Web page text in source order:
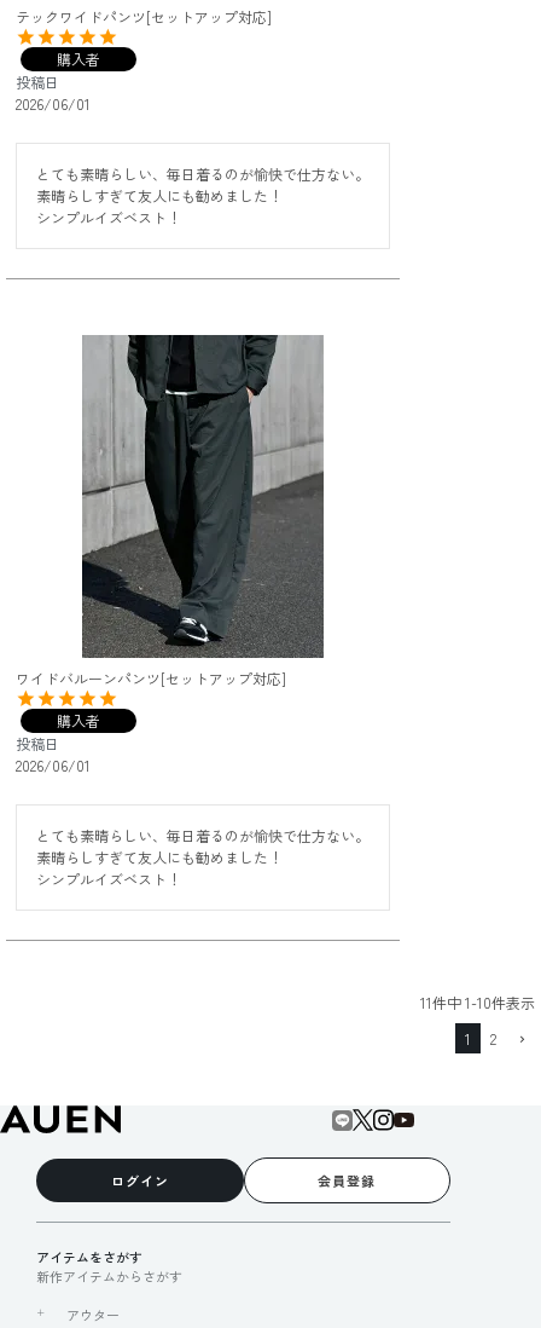
テックワイドパンツ[セットアップ対応]
購入者
投稿日
2026/06/01
とても素晴らしい、毎日着るのが愉快で仕方ない。
素晴らしすぎて友人にも勧めました！
シンプルイズベスト！
ワイドバルーンパンツ[セットアップ対応]
購入者
投稿日
2026/06/01
とても素晴らしい、毎日着るのが愉快で仕方ない。
素晴らしすぎて友人にも勧めました！
シンプルイズベスト！
11件中1-10件表示
1
2
ログイン 会員登録
アイテムをさがす
新作アイテムからさがす
アウター